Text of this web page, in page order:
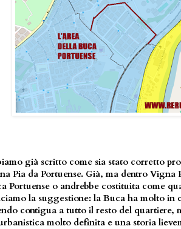
già scritto come sia stato corretto
Pia da Portuense. Già, ma dentro Vigna
Portuense o andrebbe costituita come
la suggestione: la Buca ha molto in
contigua a tutto il resto del quartiere,
molto definita e una storia